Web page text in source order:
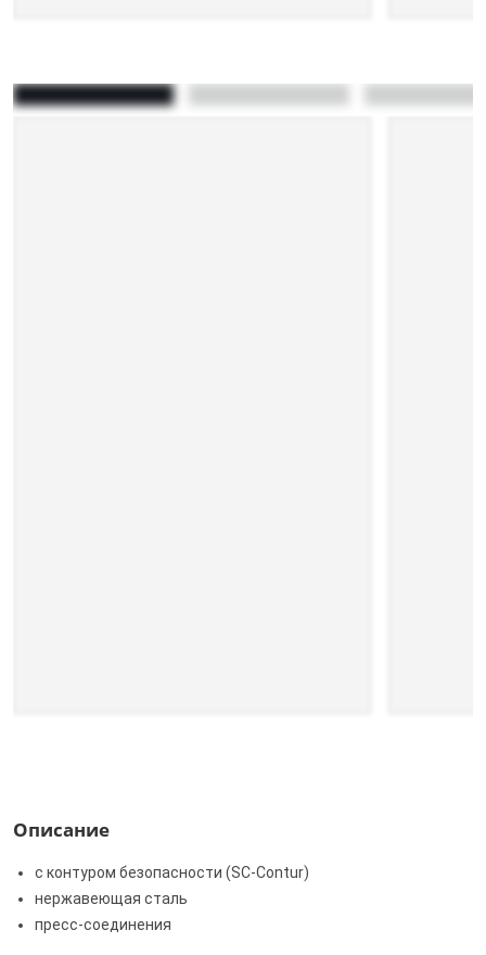
Описание
с контуром безопасности (SC‑Contur)
нержавеющая сталь
пресс-соединения